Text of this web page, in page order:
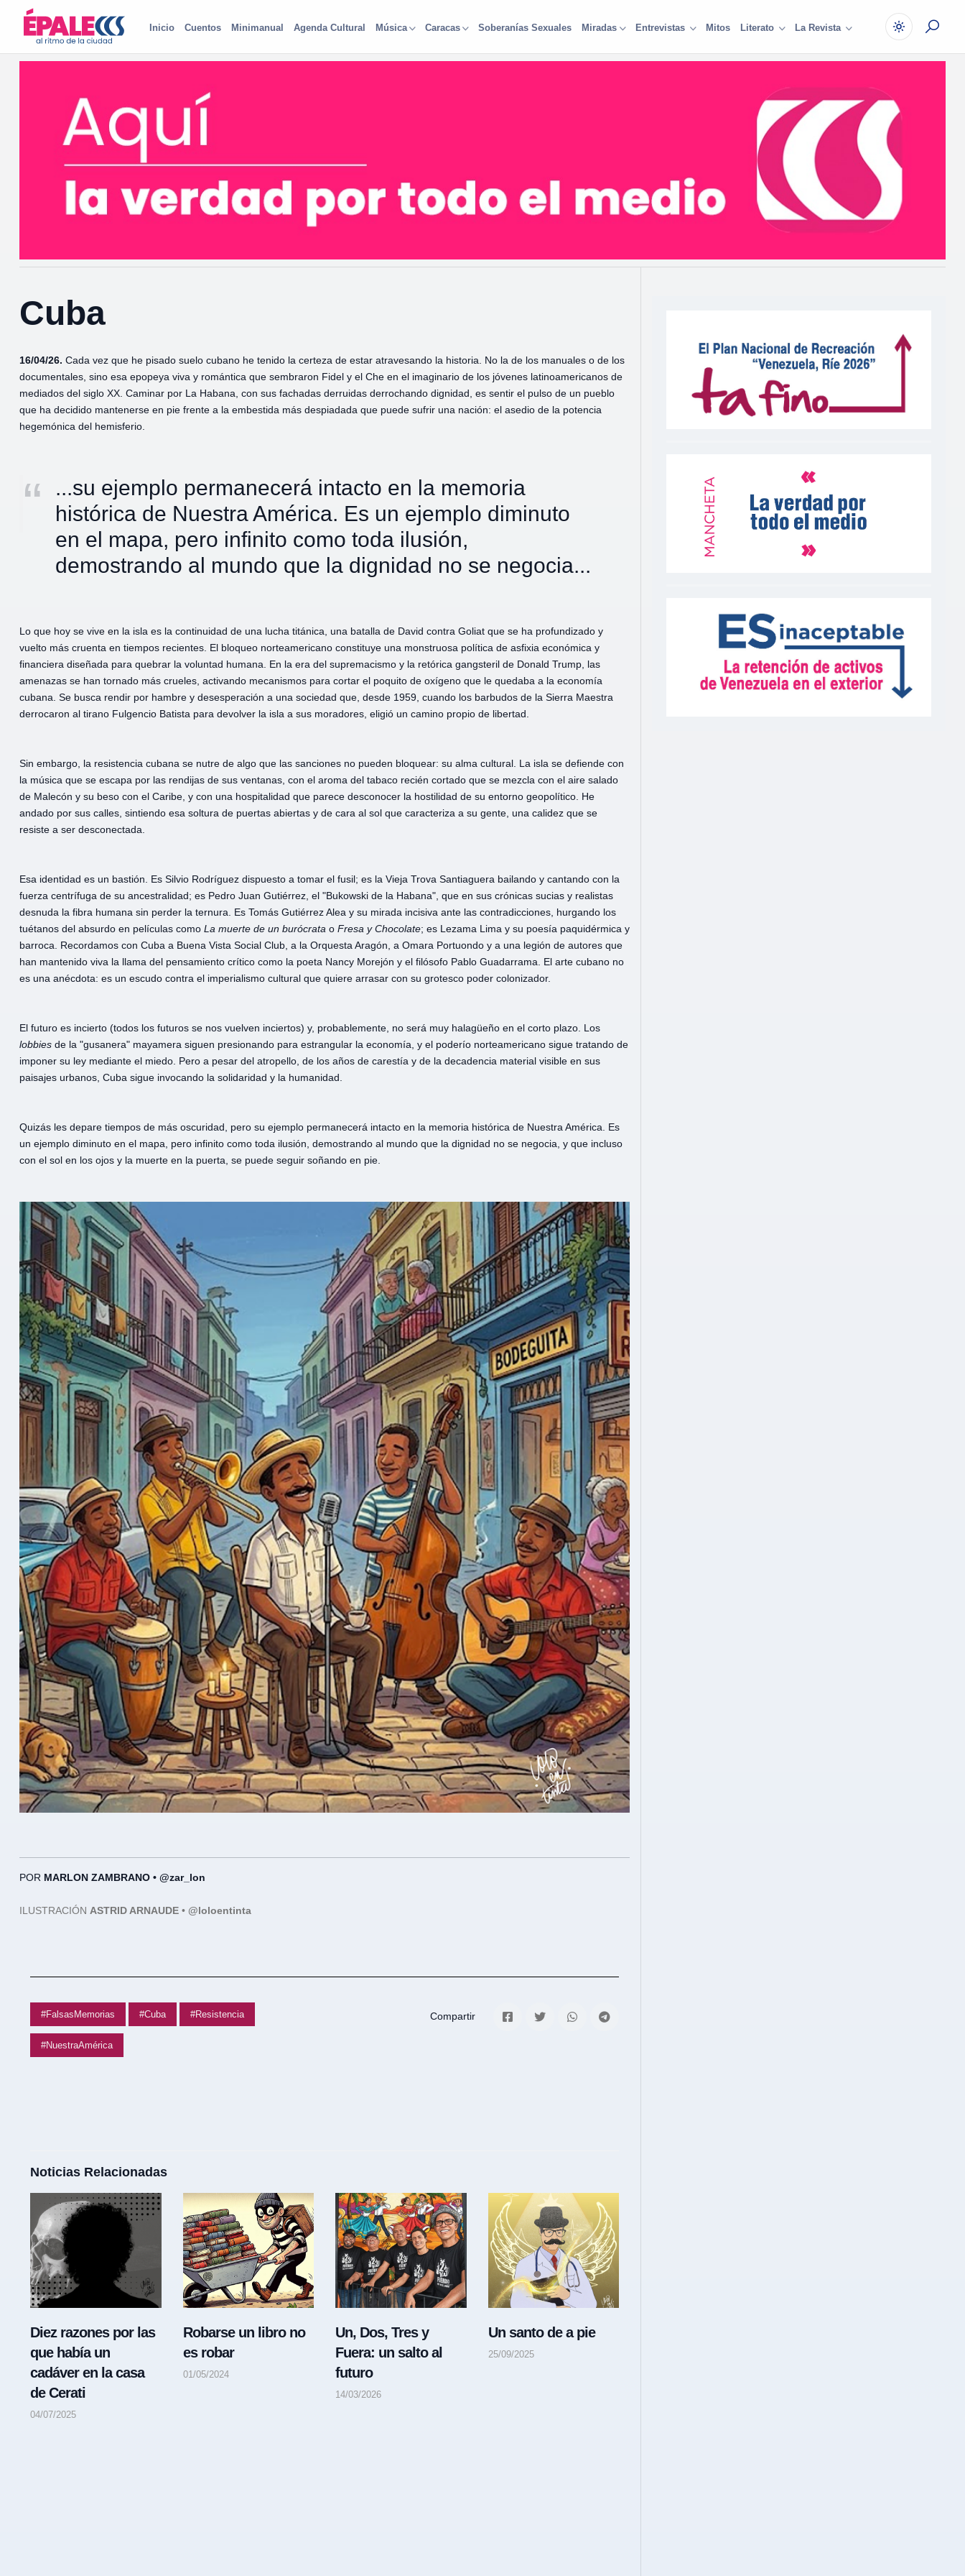
Inicio Cuentos Minimanual Agenda Cultural Música Caracas Soberanías Sexuales Miradas Entrevistas Mitos Literato La Revista
Cuba
16/04/26. Cada vez que he pisado suelo cubano he tenido la certeza de estar atravesando la historia. No la de los manuales o de los
documentales, sino esa epopeya viva y romántica que sembraron Fidel y el Che en el imaginario de los jóvenes latinoamericanos de
mediados del siglo XX. Caminar por La Habana, con sus fachadas derruidas derrochando dignidad, es sentir el pulso de un pueblo
que ha decidido mantenerse en pie frente a la embestida más despiadada que puede sufrir una nación: el asedio de la potencia
hegemónica del hemisferio.
...su ejemplo permanecerá intacto en la memoria
histórica de Nuestra América. Es un ejemplo diminuto
en el mapa, pero infinito como toda ilusión,
demostrando al mundo que la dignidad no se negocia...
Lo que hoy se vive en la isla es la continuidad de una lucha titánica, una batalla de David contra Goliat que se ha profundizado y
vuelto más cruenta en tiempos recientes. El bloqueo norteamericano constituye una monstruosa política de asfixia económica y
financiera diseñada para quebrar la voluntad humana. En la era del supremacismo y la retórica gangsteril de Donald Trump, las
amenazas se han tornado más crueles, activando mecanismos para cortar el poquito de oxígeno que le quedaba a la economía
cubana. Se busca rendir por hambre y desesperación a una sociedad que, desde 1959, cuando los barbudos de la Sierra Maestra
derrocaron al tirano Fulgencio Batista para devolver la isla a sus moradores, eligió un camino propio de libertad.
Sin embargo, la resistencia cubana se nutre de algo que las sanciones no pueden bloquear: su alma cultural. La isla se defiende con
la música que se escapa por las rendijas de sus ventanas, con el aroma del tabaco recién cortado que se mezcla con el aire salado
de Malecón y su beso con el Caribe, y con una hospitalidad que parece desconocer la hostilidad de su entorno geopolítico. He
andado por sus calles, sintiendo esa soltura de puertas abiertas y de cara al sol que caracteriza a su gente, una calidez que se
resiste a ser desconectada.
Esa identidad es un bastión. Es Silvio Rodríguez dispuesto a tomar el fusil; es la Vieja Trova Santiaguera bailando y cantando con la
fuerza centrífuga de su ancestralidad; es Pedro Juan Gutiérrez, el "Bukowski de la Habana", que en sus crónicas sucias y realistas
desnuda la fibra humana sin perder la ternura. Es Tomás Gutiérrez Alea y su mirada incisiva ante las contradicciones, hurgando los
tuétanos del absurdo en películas como La muerte de un burócrata o Fresa yChocolate; es Lezama Lima y su poesía paquidérmica y
barroca. Recordamos con Cuba a Buena Vista Social Club, a la Orquesta Aragón, a Omara Portuondo y a una legión de autores que
han mantenido viva la llama del pensamiento crítico como la poeta Nancy Morejón y el filósofo Pablo Guadarrama. El arte cubano no
es una anécdota: es un escudo contra el imperialismo cultural que quiere arrasar con su grotesco poder colonizador.
El futuro es incierto (todos los futuros se nos vuelven inciertos) y, probablemente, no será muy halagüeño en el corto plazo. Los
lobbies de la "gusanera" mayamera siguen presionando para estrangular la economía, y el poderío norteamericano sigue tratando de
imponer su ley mediante el miedo. Pero a pesar del atropello, de los años de carestía y de la decadencia material visible en sus
paisajes urbanos, Cuba sigue invocando la solidaridad y la humanidad.
Quizás les depare tiempos de más oscuridad, pero su ejemplo permanecerá intacto en la memoria histórica de Nuestra América. Es
un ejemplo diminuto en el mapa, pero infinito como toda ilusión, demostrando al mundo que la dignidad no se negocia, y que incluso
con el sol en los ojos y la muerte en la puerta, se puede seguir soñando en pie.
POR MARLON ZAMBRANO • @zar_lon
ILUSTRACIÓN ASTRID ARNAUDE • @loloentinta
#FalsasMemorias #Cuba #Resistencia
#NuestraAmérica
Compartir
Noticias Relacionadas
Diez razones por las
que había un
cadáver en la casa
de Cerati
04/07/2025
Robarse un libro no
es robar
01/05/2024
Un, Dos, Tres y
Fuera: un salto al
futuro
14/03/2026
Un santo de a pie
25/09/2025